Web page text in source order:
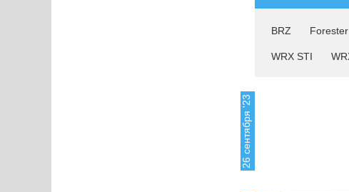
BRZ Forester
WRX STI
26 сентября '23